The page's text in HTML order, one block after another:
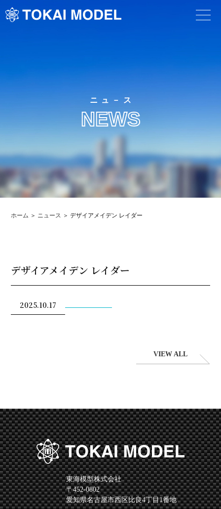
ニュ－ス
NEWS
ホーム ニュース デザイアメイデン レイダー
デザイアメイデン レイダー
2025.10.17
VIEW ALL
東海模型株式会社
〒452-0802
愛知県名古屋市西区比良4丁目1番地